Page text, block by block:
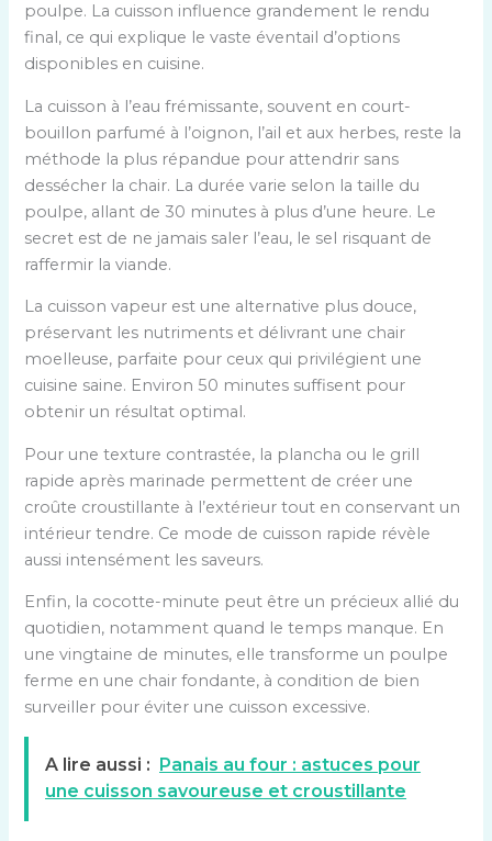
poulpe. La cuisson influence grandement le rendu
final, ce qui explique le vaste éventail d’options
disponibles en cuisine.
La cuisson à l’eau frémissante, souvent en court-
bouillon parfumé à l’oignon, l’ail et aux herbes, reste la
méthode la plus répandue pour attendrir sans
dessécher la chair. La durée varie selon la taille du
poulpe, allant de 30 minutes à plus d’une heure. Le
secret est de ne jamais saler l’eau, le sel risquant de
raffermir la viande.
La cuisson vapeur est une alternative plus douce,
préservant les nutriments et délivrant une chair
moelleuse, parfaite pour ceux qui privilégient une
cuisine saine. Environ 50 minutes suffisent pour
obtenir un résultat optimal.
Pour une texture contrastée, la plancha ou le grill
rapide après marinade permettent de créer une
croûte croustillante à l’extérieur tout en conservant un
intérieur tendre. Ce mode de cuisson rapide révèle
aussi intensément les saveurs.
Enfin, la cocotte-minute peut être un précieux allié du
quotidien, notamment quand le temps manque. En
une vingtaine de minutes, elle transforme un poulpe
ferme en une chair fondante, à condition de bien
surveiller pour éviter une cuisson excessive.
A lire aussi :
Panais au four : astuces pour
une cuisson savoureuse et croustillante